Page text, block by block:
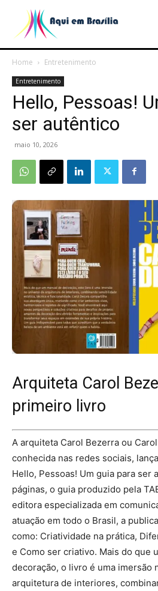
Home Entretenimento
Entretenimento
Hello, Pessoas!
ser autêntico
maio 10, 2026
Arquiteta Carol
primeiro livro
A arquiteta Carol Bezerra ou
conhecida nas redes sociais,
Hello, Pessoas! Um guia para ser
páginas, o guia produzido pela
editora especializada em
atuação em todo o Brasil, a
como: Criatividade na prática,
e Como ser criativo. Mais do que
decoração, o livro é uma imersão
arquitetura de interiores,